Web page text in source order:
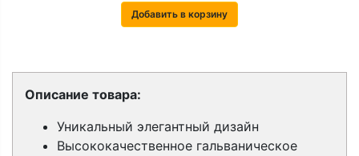
Добавить в корзину
Описание товара:
Уникальный элегантный дизайн
Высококачественное гальваническое